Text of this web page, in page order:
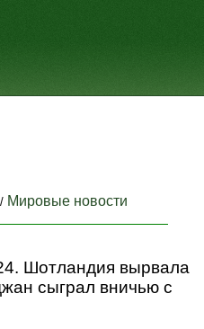
/ Мировые новости
Шотландия вырвала
сыграл вничью с